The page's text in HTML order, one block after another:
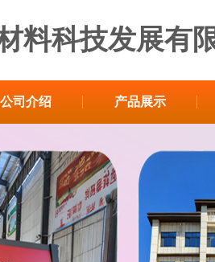
料科技发展有
公司介绍 产品展示